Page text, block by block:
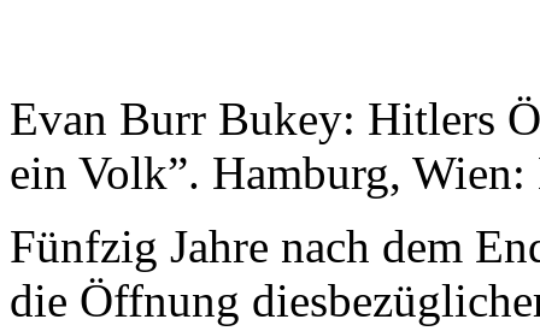
Evan Burr Bukey: Hitlers
ein Volk”. Hamburg,
Fünfzig Jahre nach dem
die Öffnung